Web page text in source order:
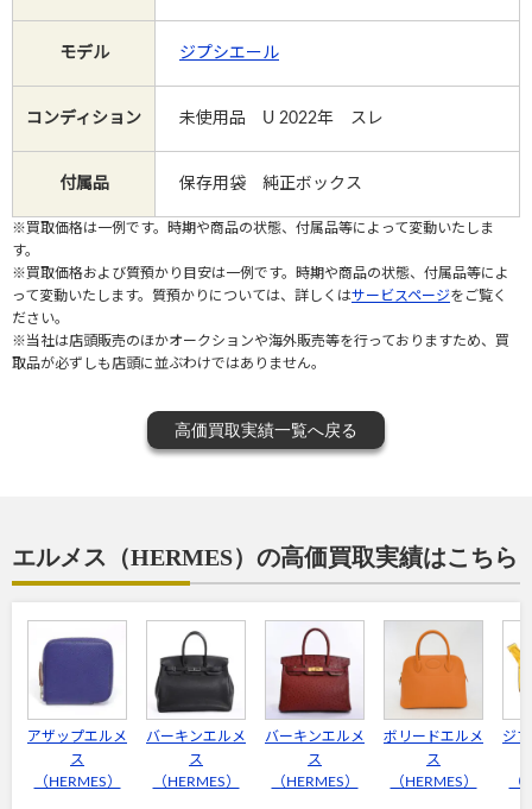
モデル ジプシエール
コンディション 未使用品 U 2022年 スレ
付属品 保存用袋 純正ボックス
※買取価格は一例です。時期や商品の状態、付属品等によって変動いたしま
す。
※買取価格および質預かり目安は一例です。時期や商品の状態、付属品等によ
って変動いたします。質預かりについては、詳しくはサービスページをご覧く
ださい。
※当社は店頭販売のほかオークションや海外販売等を行っておりますため、買
取品が必ずしも店頭に並ぶわけではありません。
高価買取実績一覧へ戻る
エルメス（HERMES）の高価買取実績はこちら
アザップエルメ
ス
（HERMES）
バーキンエルメ
ス
（HERMES）
バーキンエルメ
ス
（HERMES）
ボリードエルメ
ス
（HERMES）
ジ
（